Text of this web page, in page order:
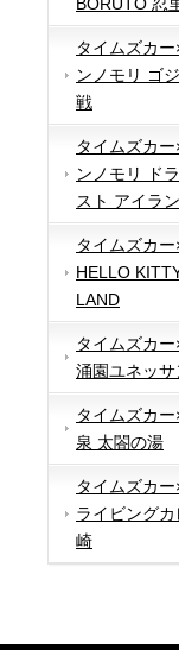
BORUTO 忍
タイムズカ
ンノモリ ゴ
戦
タイムズカ
ンノモリ ド
スト アイラ
タイムズカー
HELLO
LAND
タイムズカ
涌園ユネッサ
タイムズカ
泉 太閤の湯
タイムズカー
ライビングカ
崎